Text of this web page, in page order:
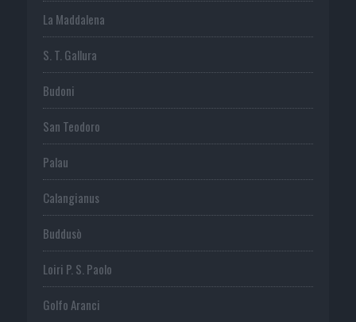
La Maddalena
S. T. Gallura
Budoni
San Teodoro
Palau
Calangianus
Buddusò
Loiri P. S. Paolo
Golfo Aranci